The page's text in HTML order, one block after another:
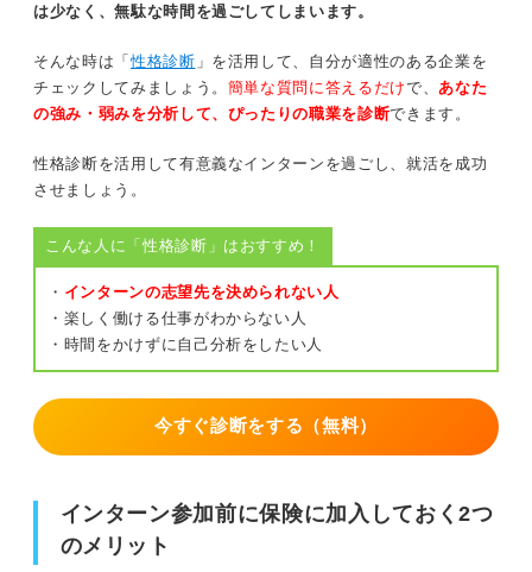
は少なく、無駄な時間を過ごしてしまいます。
そんな時は「性格診断 」を活用して、自分が適性のある企業を
チェックしてみましょう。 簡単な質問に答えるだけで、 あなた
の強み・弱みを分析して、ぴったりの職業を診断できます。
性格診断を活用して有意義なインターンを過ごし、就活を成功
させましょう。
こんな人に「性格診断」はおすすめ！
・ インターンの志望先を決められない人
・楽しく働ける仕事がわからない人
・時間をかけずに自己分析をしたい人
今すぐ診断をする（無料）
インターン参加前に保険に加入しておく2つ
のメリット